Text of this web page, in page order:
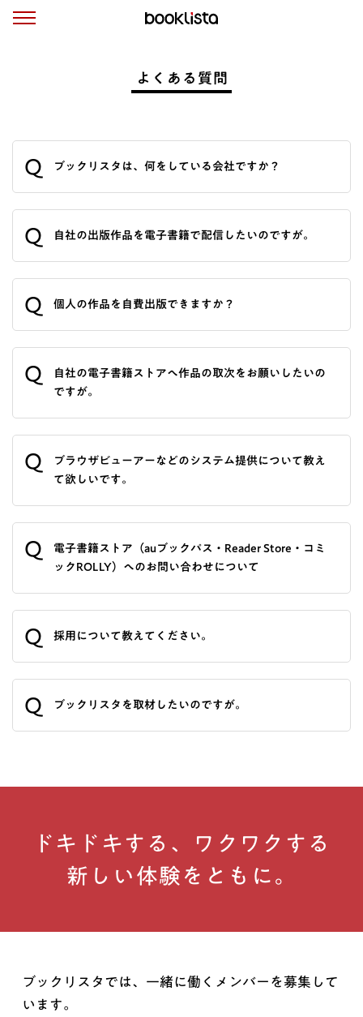
よくある質問
Q ブックリスタは、何をしている会社ですか？
Q 自社の出版作品を電子書籍で配信したいのですが。
Q 個人の作品を自費出版できますか？
Q
自社の電子書籍ストアへ作品の取次をお願いしたいの
ですが。
Q
ブラウザビューアーなどのシステム提供について教え
て欲しいです。
Q
電子書籍ストア（auブックパス・Reader Store・コミ
ックROLLY）へのお問い合わせについて
Q 採用について教えてください。
Q ブックリスタを取材したいのですが。
ドキドキする、ワクワクする
新しい体験をともに。
ブックリスタでは、一緒に働くメンバーを募集して
います。